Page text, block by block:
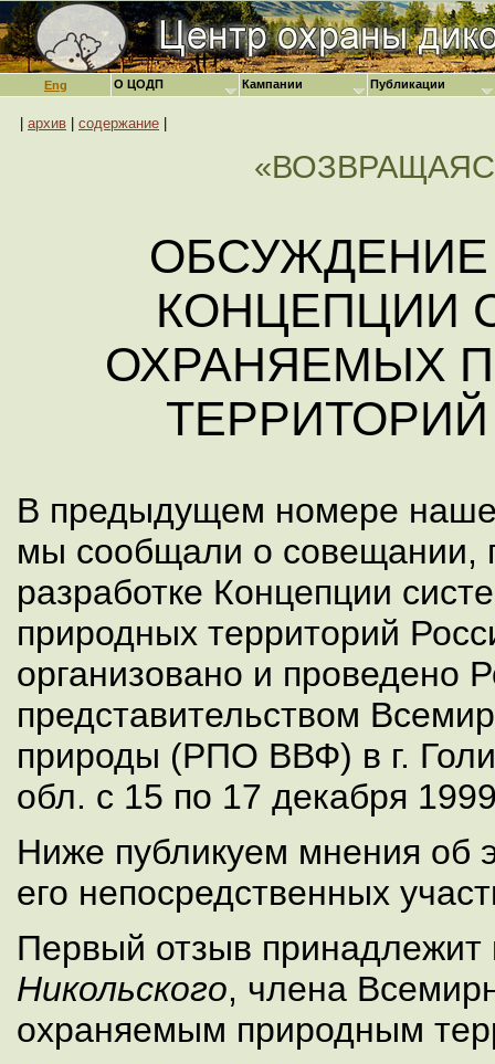
Eng
архив содержание
ОБСУЖДЕНИЕ
КОНЦЕПЦИИ
ОХРАНЯЕМЫХ
В предыдущем номере
мы сообщали о совещании,
разработке Концепции
природных территорий
организовано и проведено
представительством
природы (РПО ВВФ) в г.
обл. с 15 по 17 декабря
Ниже публикуем мнения об
его непосредственных
Первый отзыв
Никольского, члена
охраняемым природным
О ЦОДП Кампании Публикации